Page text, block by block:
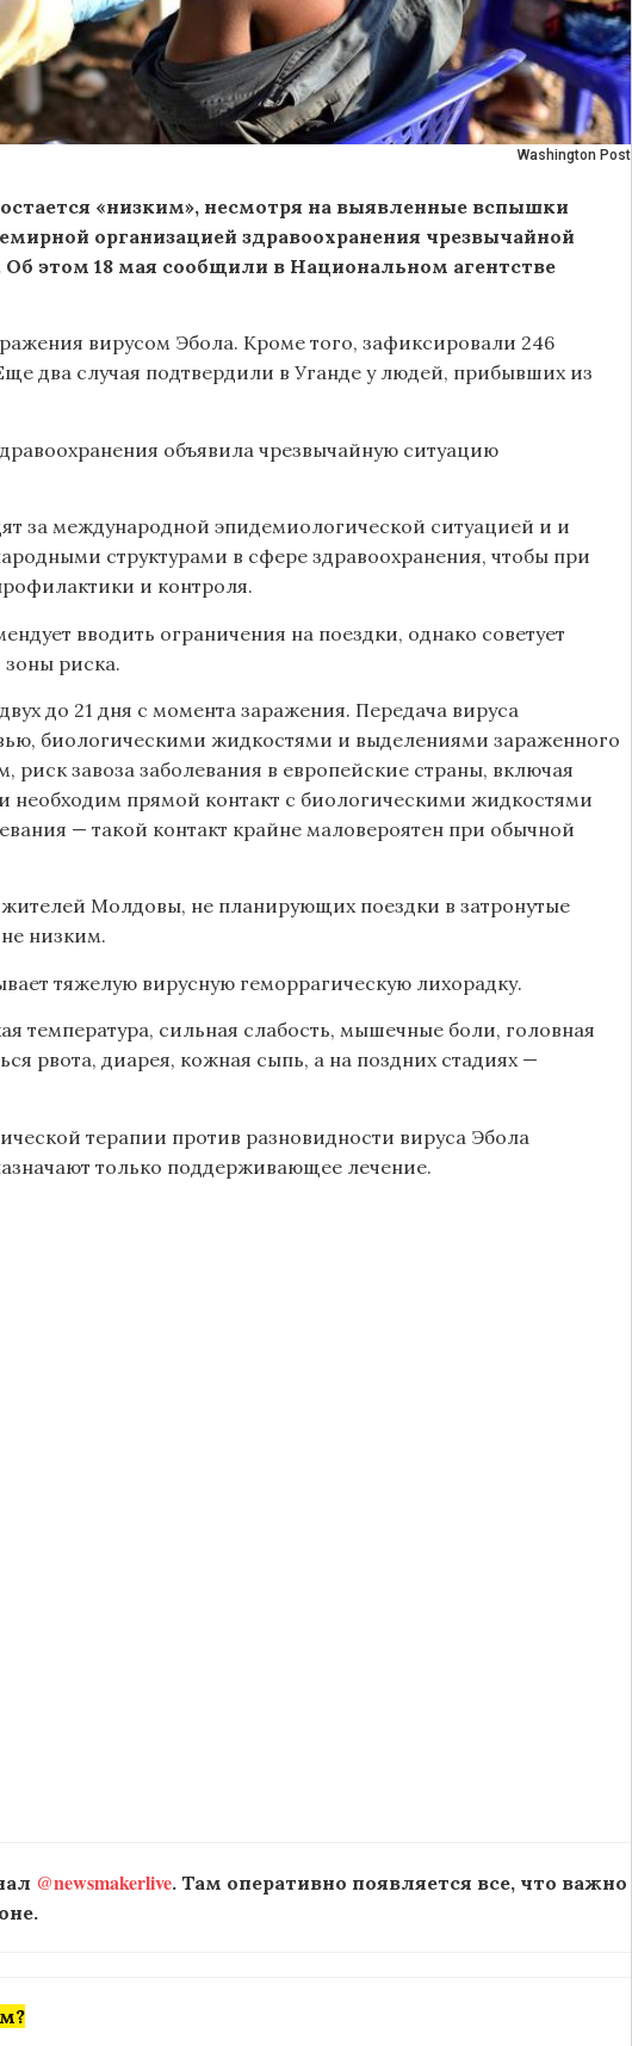
Washington Post
«низким», несмотря на выявленные вспышки
организацией здравоохранения чрезвычайной
этом 18 мая сообщили в Национальном агентстве
вирусом Эбола. Кроме того, зафиксировали 246
два случая подтвердили в Уганде у людей, прибывших из
объявила чрезвычайную ситуацию
за международной эпидемиологической ситуацией и и
структурами в сфере здравоохранения, чтобы при
и контроля.
вводить ограничения на поездки, однако советует
зоны риска.
до 21 дня с момента заражения. Передача вируса
биологическими жидкостями и выделениями зараженного
завоза заболевания в европейские страны, включая
необходим прямой контакт с биологическими жидкостями
— такой контакт крайне маловероятен при обычной
жителей Молдовы, не планирующих поездки в затронутые
низким.
тяжелую вирусную геморрагическую лихорадку.
температура, сильная слабость, мышечные боли, головная
рвота, диарея, кожная сыпь, а на поздних стадиях —
терапии против разновидности вируса Эбола
только поддерживающее лечение.
@newsmakerlive. Там оперативно появляется все, что важно